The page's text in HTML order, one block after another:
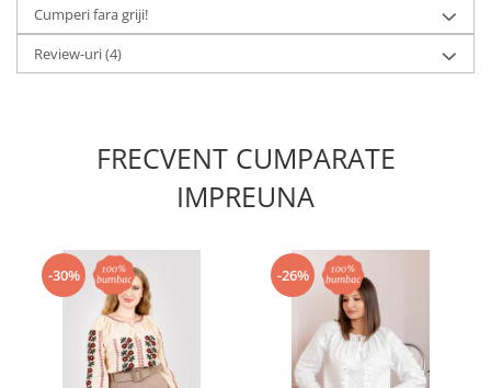
Cumperi fara griji!
Review-uri(4)
FRECVENT CUMPARATE
IMPREUNA
-30% -26%